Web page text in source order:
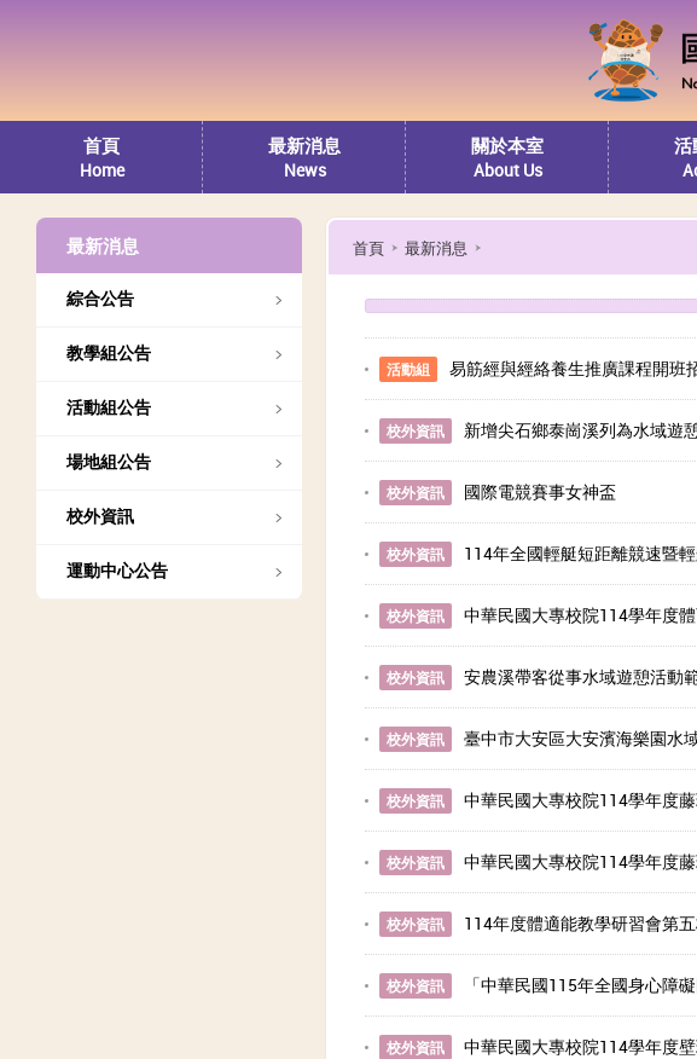
首頁
Home
最新消息
News
關於本室
About Us
活
最新消息
綜合公告
教學組公告
活動組公告
場地組公告
校外資訊
運動中心公告
首頁 最新消息
活動組 易筋經與經絡養生推廣課程開班
校外資訊 新增尖石鄉泰崗溪列為水域遊
校外資訊 國際電競賽事女神盃
校外資訊 114年全國輕艇短距離競速暨
校外資訊 中華民國大專校院114學年度
校外資訊 安農溪帶客從事水域遊憩活動
校外資訊 臺中市大安區大安濱海樂園水
校外資訊 中華民國大專校院114學年度
校外資訊 中華民國大專校院114學年度
校外資訊 114年度體適能教學研習會第
校外資訊 「中華民國115年全國身心障
校外資訊 中華民國大專校院114學年度